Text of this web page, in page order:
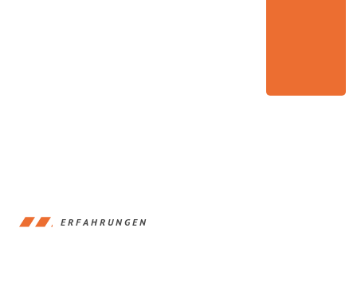
ERFAHRUNGEN